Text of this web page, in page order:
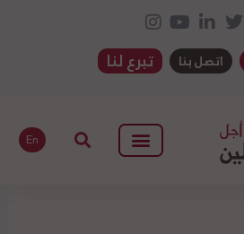
اتصل بنا تبرع لنا
En